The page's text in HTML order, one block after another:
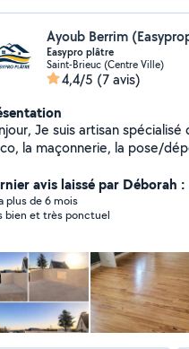
Ayoub Berrim
Easypro plâtre
Saint-Brieuc (Centre Ville)
4,4/5 (7 avis)
spécialisé dans : la plâtrerie /
de carrelage et
de rénovation. Je travaille avec sérieux,
et professionnalisme.
avec soin, et je prends
dans toute la région
N'hésitez pas à me contacter pour vos
même petits : je
avis laissé par Déborah
plus de 6 mois
bien et très ponctuel